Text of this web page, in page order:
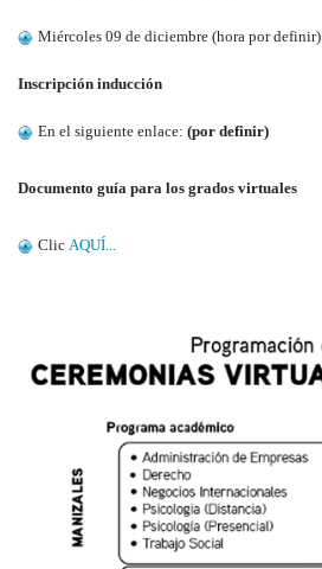
Miércoles 09 de diciembre (hora por definir).
Inscripción inducción
En el siguiente enlace: (por definir)
Documento guía para los grados virtuales
Clic AQUÍ...